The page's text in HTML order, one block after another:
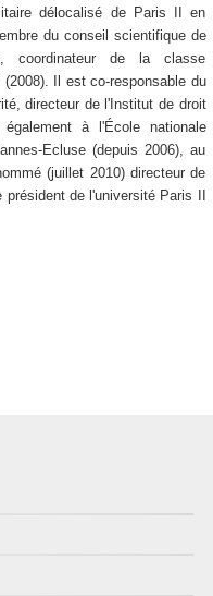
délocalisé de Paris II en
du conseil scientifique de
coordinateur de la classe
Il est co-responsable du
directeur de l'Institut de droit
à l'École nationale
Ecluse (depuis 2006), au
(juillet 2010) directeur de
de l'université Paris II